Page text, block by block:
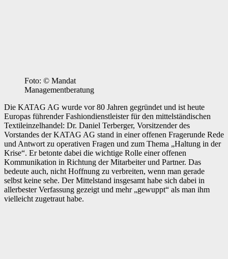
Foto: © Mandat
Managementberatung
Die KATAG AG wurde vor 80 Jahren gegründet und ist heute
Europas führender Fashiondienstleister für den mittelständischen
Textileinzelhandel: Dr. Daniel Terberger, Vorsitzender des
Vorstandes der KATAG AG stand in einer offenen Fragerunde Rede
und Antwort zu operativen Fragen und zum Thema „Haltung in der
Krise“. Er betonte dabei die wichtige Rolle einer offenen
Kommunikation in Richtung der Mitarbeiter und Partner. Das
bedeute auch, nicht Hoffnung zu verbreiten, wenn man gerade
selbst keine sehe. Der Mittelstand insgesamt habe sich dabei in
allerbester Verfassung gezeigt und mehr „gewuppt“ als man ihm
vielleicht zugetraut habe.